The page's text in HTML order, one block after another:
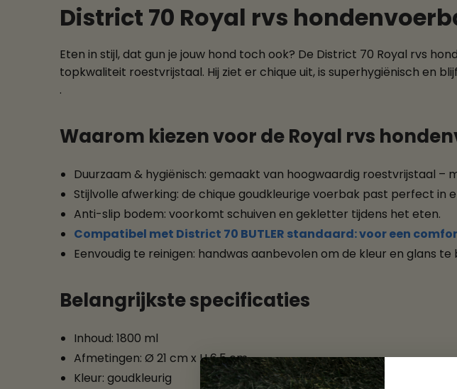
District 70 Royal rvs
Eten in stijl, dat gun je jouw hond toch ook? De District 70 Royal rvs
topkwaliteit roestvrijstaal. Hij ziet er chique uit, is superhygiënisch en
.
Waarom kiezen voor de Royal rvs
Duurzaam & hygiënisch: gemaakt van hoogwaardig roestvrijstaal –
Stijlvolle afwerking: de chique goudkleurige voerbak past perfect in
Anti-slip bodem: voorkomt schuiven en gekletter tijdens het eten.
Compatibel met District 70 BUTLER standaard: voor een
Eenvoudig te reinigen: handwas aanbevolen om de kleur en glans te
Belangrijkste specificaties
Inhoud: 1800 ml
Afmetingen: Ø 21 cm x H 6,5 cm
Kleur: goudkleurig